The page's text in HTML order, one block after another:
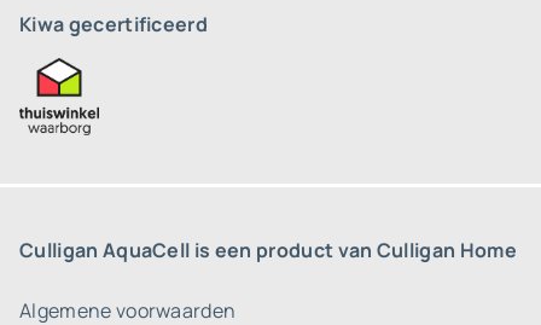
Kiwa gecertificeerd
Culligan AquaCell is een product van Culligan Home
Algemene voorwaarden